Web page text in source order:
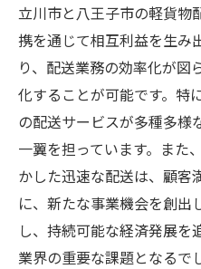
立川市と八王子市の軽貨物
携を通じて相互利益を生み
り、配送業務の効率化が図
化することが可能です。特
の配送サービスが多種多様
一翼を担っています。また
かした迅速な配送は、顧客
に、新たな事業機会を創出
し、持続可能な経済発展を
業界の重要な課題となるで